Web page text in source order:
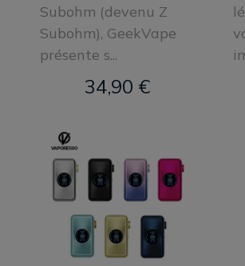
Subohm (devenu Z
Subohm), GeekVape
présente s...
34,90 €